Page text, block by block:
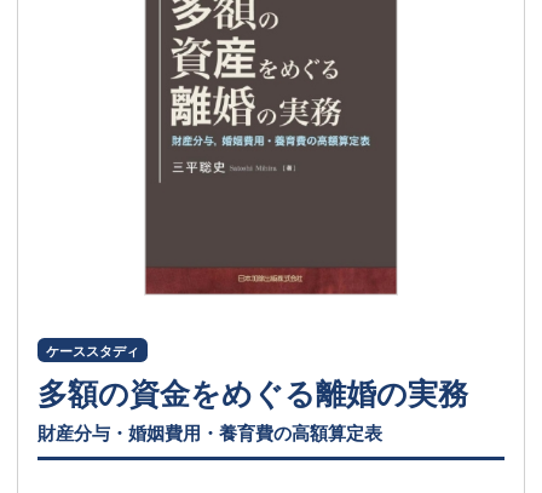
多額の資金をめぐる離婚の実務
ケーススタディ
財産分与・婚姻費用・養育費の高額算定表